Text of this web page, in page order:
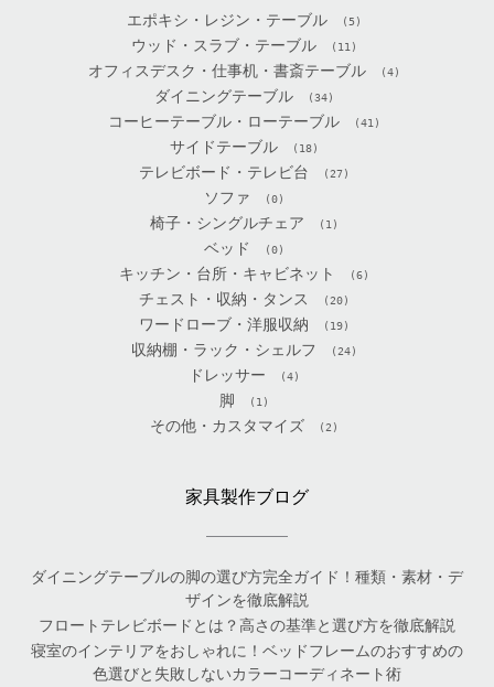
エポキシ・レジン・テーブル (5)
ウッド・スラブ・テーブル (11)
オフィスデスク・仕事机・書斎テーブル (4)
ダイニングテーブル (34)
コーヒーテーブル・ローテーブル (41)
サイドテーブル (18)
テレビボード・テレビ台 (27)
ソファ (0)
椅子・シングルチェア (1)
ベッド (0)
キッチン・台所・キャビネット (6)
チェスト・収納・タンス (20)
ワードローブ・洋服収納 (19)
収納棚・ラック・シェルフ (24)
ドレッサー (4)
脚 (1)
その他・カスタマイズ (2)
家具製作ブログ
ダイニングテーブルの脚の選び方完全ガイド！種類・素材・デ
ザインを徹底解説
フロートテレビボードとは？高さの基準と選び方を徹底解説
寝室のインテリアをおしゃれに！ベッドフレームのおすすめの
色選びと失敗しないカラーコーディネート術